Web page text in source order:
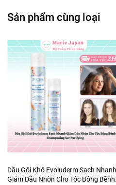
#mariejapan #xitkhoamakeup
#makeup #trangdiem
#myphamgiatot #settingspray
Sản phẩm cùng loại
Dầu Gội Khô Evoluderm Sạch Nhanh
Giảm Dầu Nhờn Cho Tóc Bồng Bềnh